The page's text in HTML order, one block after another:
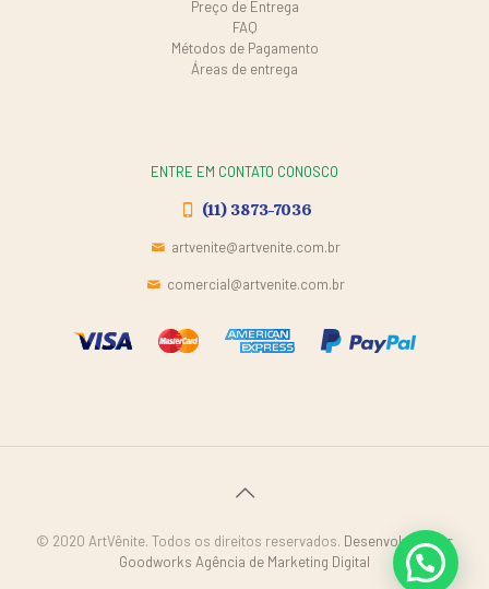
Preço de Entrega
FAQ
Métodos de Pagamento
Áreas de entrega
ENTRE EM CONTATO CONOSCO
(11) 3873-7036
artvenite@artvenite.com.br
comercial@artvenite.com.br
© 2020 ArtVênite. Todos os direitos reservados. Desenvolvido por
Goodworks Agência de Marketing Digital